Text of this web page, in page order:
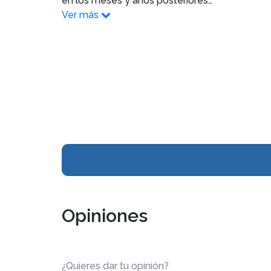
Ver más
Opiniones
¿Quieres dar tu opinión?